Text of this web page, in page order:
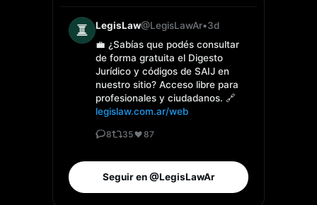
LegisLaw@LegisLawAr•3d
💼 ¿Sabías que podés consultar
de forma gratuita el Digesto
Jurídico y códigos de SAIJ en
nuestro sitio? Acceso libre para
profesionales y ciudadanos. 🔗
legislaw.com.ar/web
8 35 87
Seguir en @LegisLawAr